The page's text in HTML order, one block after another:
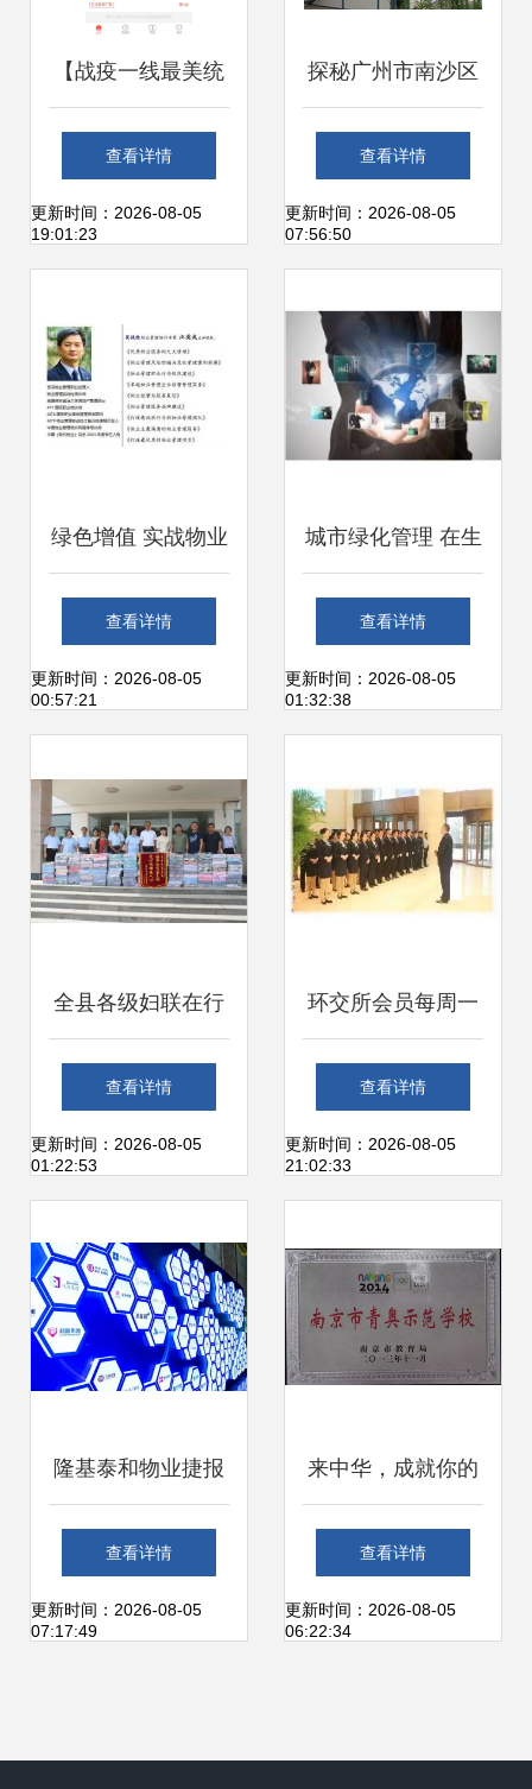
【战疫一线最美统
战人】潘新成 危难
时刻见证民营企业
查看详情
更新时间：2026-08-05
19:01:23
探秘广州市南沙区
东涌永昌旺金属制
品厂 工作环境与城
查看详情
更新时间：2026-08-05
07:56:50
绿色增值 实战物业
管理培训如何优化
城市绿化管理
查看详情
更新时间：2026-08-05
00:57:21
城市绿化管理 在生
态与成本间优化城
市的产品库
查看详情
更新时间：2026-08-05
01:32:38
全县各级妇联在行
动 爱心捐赠汇聚脱
贫力量，各界共筑
查看详情
更新时间：2026-08-05
01:22:53
环交所会员每周一
推 | 北京兴银龙物
业管理中心 构筑绿
生态之美
查看详情
更新时间：2026-08-05
21:02:33
隆基泰和物业捷报
频传 连续三年荣膺
中国房地产开发企
查看详情
更新时间：2026-08-05
07:17:49
来中华，成就你的
选择 聚焦南京中华
中等专业学校物业
查看详情
更新时间：2026-08-05
06:22:34